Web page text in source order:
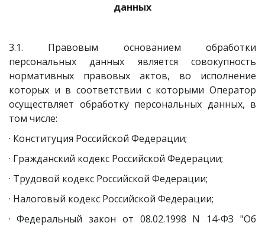
данных
3.1. Правовым основанием обработки
персональных данных является совокупность
нормативных правовых актов, во исполнение
которых и в соответствии с которыми Оператор
осуществляет обработку персональных данных, в
том числе:
· Конституция Российской Федерации;
· Гражданский кодекс Российской Федерации;
· Трудовой кодекс Российской Федерации;
· Налоговый кодекс Российской Федерации;
· Федеральный закон от 08.02.1998 N 14-ФЗ "Об